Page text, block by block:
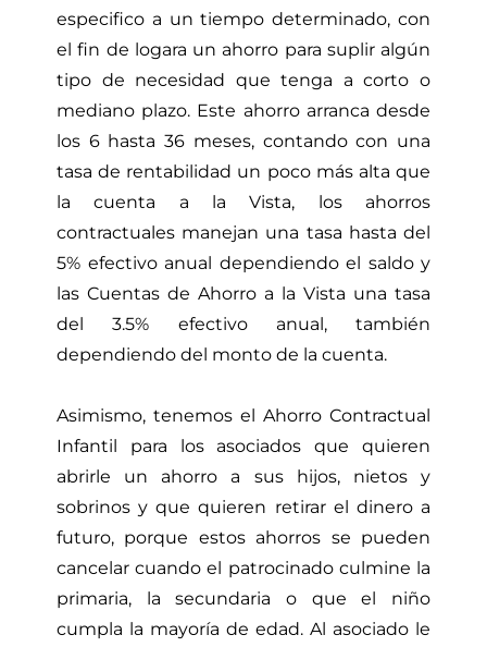
especifico a un tiempo determinado, con
el fin de logara un ahorro para suplir algún
tipo de necesidad que tenga a corto o
mediano plazo. Este ahorro arranca desde
los 6 hasta 36 meses, contando con una
tasa de rentabilidad un poco más alta que
la cuenta a la Vista, los ahorros
contractuales manejan una tasa hasta del
5% efectivo anual dependiendo el saldo y
las Cuentas de Ahorro a la Vista una tasa
del 3.5% efectivo anual, también
dependiendo del monto de la cuenta.
Asimismo, tenemos el Ahorro Contractual
Infantil para los asociados que quieren
abrirle un ahorro a sus hijos, nietos y
sobrinos y que quieren retirar el dinero a
futuro, porque estos ahorros se pueden
cancelar cuando el patrocinado culmine la
primaria, la secundaria o que el niño
cumpla la mayoría de edad. Al asociado le